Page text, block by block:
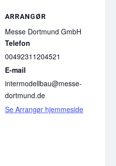
ARRANGØR
Messe Dortmund GmbH
Telefon
00492311204521
E-mail
intermodellbau@messe-
dortmund.de
Se Arrangør hjemmeside